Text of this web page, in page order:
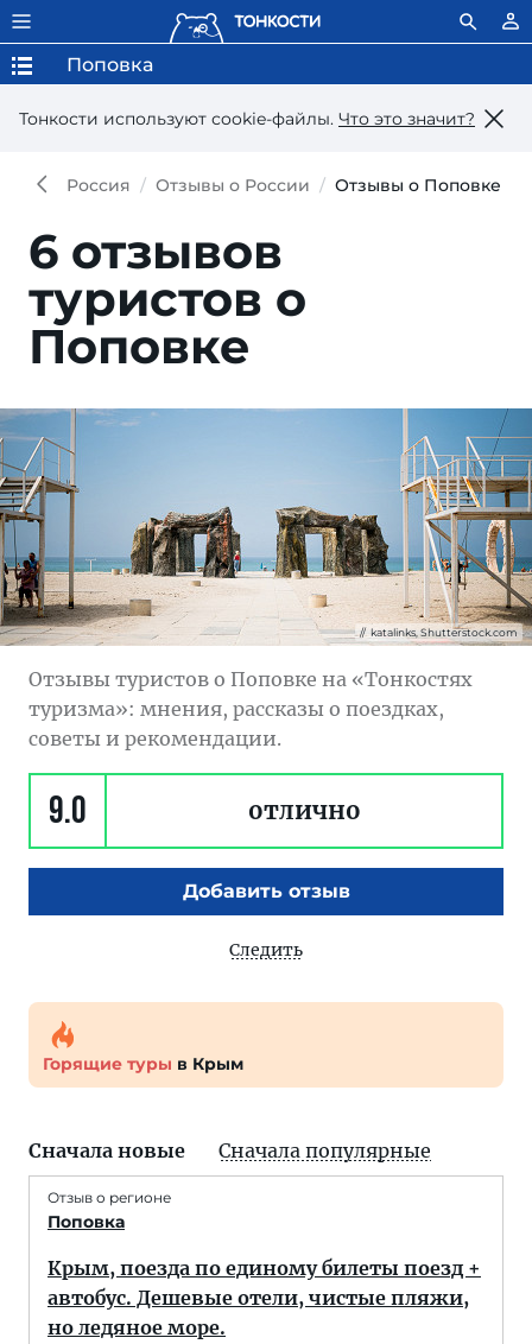
Тонкости используют сookie-файлы. Что это значит?
Поповка
Россия Отзывы о России Отзывы о Поповке
6 отзывов
туристов о
Поповке
katalinks, Shutterstock.com
Отзывы туристов о Поповке на «Тонкостях
туризма»: мнения, рассказы о поездках,
советы и рекомендации.
9.0 отлично
Добавить отзыв
Следить
Горящие туры в Крым
Сначала новые Сначала популярные
Отзыв о регионе
Поповка
Крым, поезда по единому билеты поезд +
автобус. Дешевые отели, чистые пляжи,
но ледяное море.